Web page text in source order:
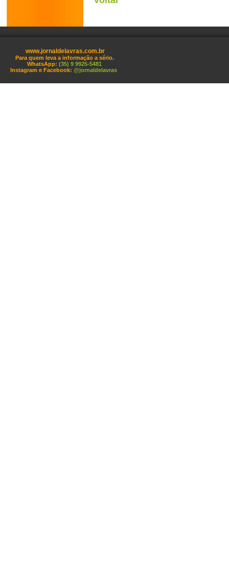
www.jornaldelavras.com.br
Para quem leva a informação a sério.
WhatsApp: (35) 9 9925-5481
Instagram e Facebook: @jornaldelavras